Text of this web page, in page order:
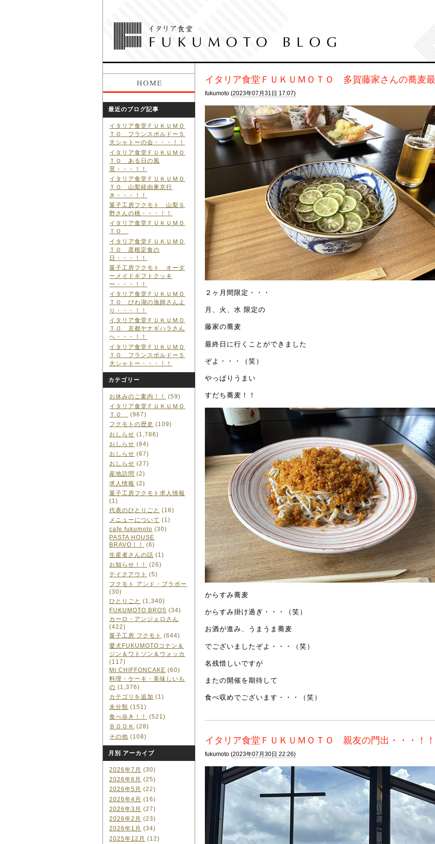
イタリア食堂ＦＵＫＵＭＯＴＯ 多賀藤家さんの蕎麦
fukumoto (2023年07月31日 17:07)
２ヶ月間限定・・・
月、火、水 限定の
藤家の蕎麦
最終日に行くことができました
ぞよ・・・（笑）
やっぱりうまい
すだち蕎麦！！
からすみ蕎麦
からすみ掛け過ぎ・・・（笑）
お酒が進み、うまうま蕎麦
でございましたぞよ・・・（笑）
名残惜しいですが
またの開催を期待して
食べ収めでございます・・・（笑）
イタリア食堂ＦＵＫＵＭＯＴＯ 親友の門出・・・！！
fukumoto (2023年07月30日 22:26)
最近のブログ記事
イタリア食堂ＦＵＫＵＭＯ
ＴＯ フランスボルドー５
大シャトーの会・・・！！
イタリア食堂ＦＵＫＵＭＯ
ＴＯ ある日の風
景・・・！！
イタリア食堂ＦＵＫＵＭＯ
ＴＯ 山梨経由東京行
き・・・！！
菓子工房フクモト 山梨Ｓ
野さんの桃・・・！！
イタリア食堂ＦＵＫＵＭＯ
ＴＯ
イタリア食堂ＦＵＫＵＭＯ
ＴＯ 彦根定食の
日・・・！！
菓子工房フクモト オーダ
ーメイドギフトクッキ
ー・・・！！
イタリア食堂ＦＵＫＵＭＯ
ＴＯ びわ湖の漁師さんよ
り・・・！！
イタリア食堂ＦＵＫＵＭＯ
ＴＯ 京都ヤナギハラさん
へ・・・！！
イタリア食堂ＦＵＫＵＭＯ
ＴＯ フランスボルドー５
大シャトー・・・！！
カテゴリー
お休みのご案内！！
(59)
イタリア食堂ＦＵＫＵＭＯ
ＴＯ
(967)
フクモトの歴史 (109)
おしらせ (1,786)
おしらせ (84)
おしらせ (67)
おしらせ (27)
産地訪問 (2)
求人情報 (2)
菓子工房フクモト求人情報
(1)
代表のひとりごと (16)
メニューについて (1)
cafe fukumoto (30)
PASTA HOUSE
BRAVO！！
(6)
生産者さんの話 (1)
お知らせ！！
(26)
テイクアウト (5)
フクモト アンド・ブラボー
(30)
ひとりごと (1,340)
FUKUMOTO BROS (34)
カーロ・アンジェロさん
(422)
菓子工房 フクモト (644)
愛犬FUKUMOTOコナン＆
ジン＆ワトソン＆ウォッカ
(117)
Mr.CHIFFONCAKE (60)
料理・ケーキ・美味しいも
の (1,376)
カテゴリを追加 (1)
未分類 (151)
食べ歩き！！
(521)
ＢＯＯＫ (28)
その他 (108)
月別 アーカイブ
2026年7月 (30)
2026年6月 (25)
2026年5月 (22)
2026年4月 (16)
2026年3月 (27)
2026年2月 (23)
2026年1月 (34)
2025年12月 (12)